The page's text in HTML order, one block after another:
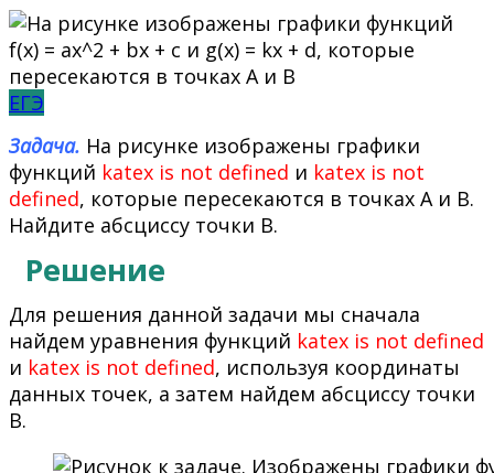
ЕГЭ
Задача. На рисунке изображены графики
функций katex is not defined и katex is not
defined, которые пересекаются в точках А и В.
Найдите абсциссу точки В.
Решение
Для решения данной задачи мы сначала
найдем уравнения функций katex is not defined
и katex is not defined, используя координаты
данных точек, а затем найдем абсциссу точки
В.